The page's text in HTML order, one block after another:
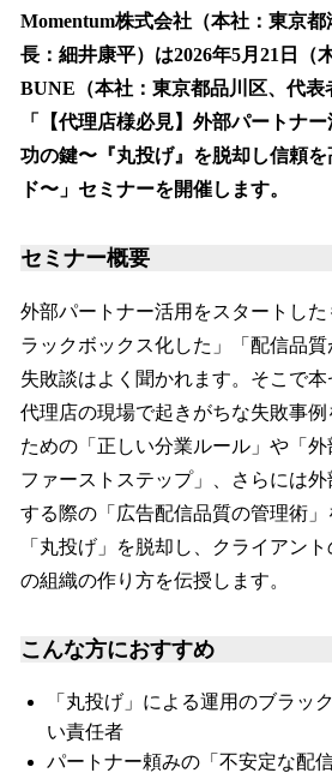
Momentum株式会社（本社：東京
長：細井康平）は2026年5月21日（
BUNE（本社：東京都品川区、代表
「【代理店様必見】外部パートナ
功の鍵〜『丸投げ』を脱却し信頼
ド〜」セミナーを開催します。
セミナー概要
外部パートナー活用をスタートし
ラックボックス化した」「配信品
失敗談はよく聞かれます。そこで
代理店の現場で起きがちな失敗事
ための「正しい分業ルール」や「
ファーストステップ」、さらには
する際の「広告配信品質の管理術」
「丸投げ」を脱却し、クライアン
の組織の作り方を伝授します。
こんな方におすすめ
「丸投げ」による運用のブラッ
い責任者
パートナー頼みの「不安定な配